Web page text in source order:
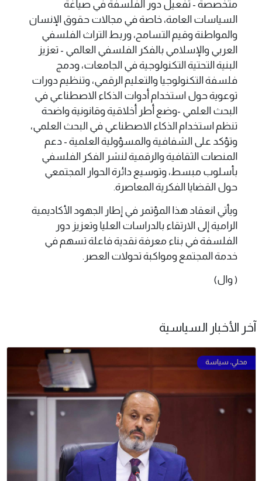
متخصصة - تفعيل دور الفلسفة في صياغة
السياسات العامة، خاصة في مجالات حقوق الإنسان
والمواطنة وقيم التسامح، وربط التراث الفلسفي
العربي والإسلامي بالفكر الفلسفي العالمي - تعزيز
البنية التحتية التكنولوجية في الجامعات، ودمج
فلسفة التكنولوجيا والتعليم الرقمي، وتنظيم دورات
توعوية حول استخدام أدوات الذكاء الاصطناعي في
البحث العلمي -وضع أطر أخلاقية وقانونية واضحة
تنظم استخدام الذكاء الاصطناعي في البحث العلمي،
وتؤكد على الشفافية والمسؤولية العلمية - دعم
المنصات الثقافية والرقمية لنشر الفكر الفلسفي
بأسلوب مبسط، وتوسيع دائرة الحوار المجتمعي
حول القضايا الفكرية المعاصرة.
ويأتي انعقاد هذا المؤتمر في إطار الجهود الأكاديمية
الرامية إلى الارتقاء بالدراسات العليا وتعزيز دور
الفلسفة في بناء معرفة نقدية فاعلة تسهم في
خدمة المجتمع ومواكبة تحولات العصر.
( وال)
آخر الأخبار السياسية